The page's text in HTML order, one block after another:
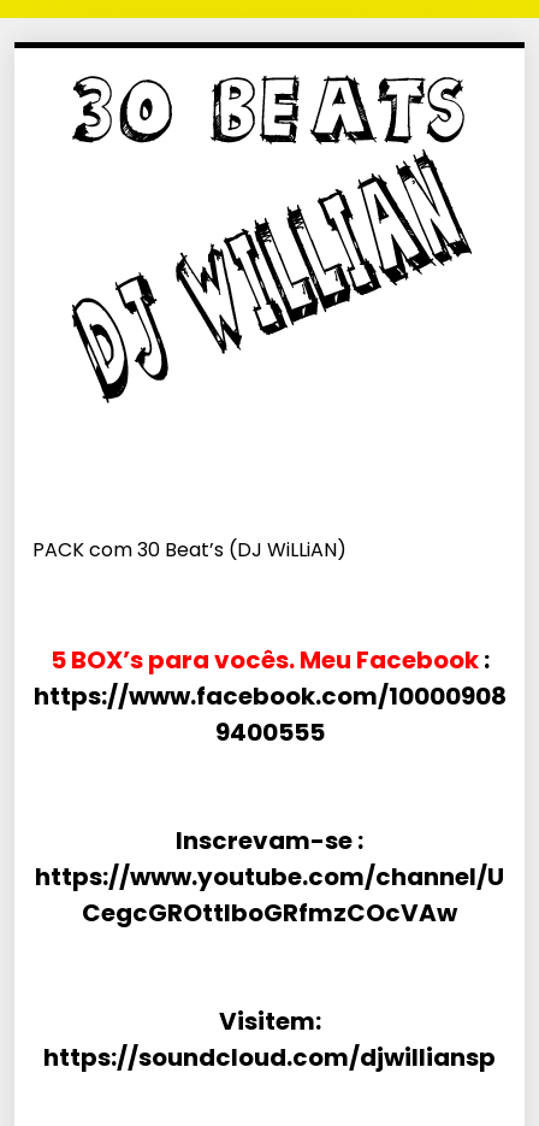
PACK com 30 Beat’s (DJ WiLLiAN)
5 BOX’s para vocês. Meu Facebook:
https://www.facebook.com/10000908
9400555
Inscrevam-se :
https://www.youtube.com/channel/U
CegcGROttlboGRfmzCOcVAw
Visitem:
https://soundcloud.com/djwilliansp